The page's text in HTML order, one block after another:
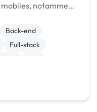
notamment
et mettre mes
Back-end
Full-stack